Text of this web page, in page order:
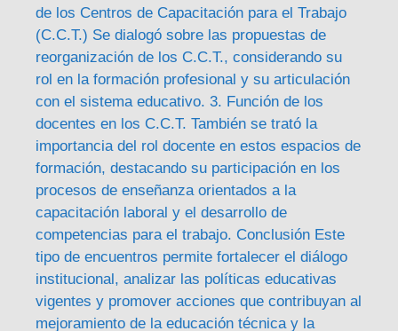
de los Centros de Capacitación para el Trabajo
(C.C.T.) Se dialogó sobre las propuestas de
reorganización de los C.C.T., considerando su
rol en la formación profesional y su articulación
con el sistema educativo. 3. Función de los
docentes en los C.C.T. También se trató la
importancia del rol docente en estos espacios de
formación, destacando su participación en los
procesos de enseñanza orientados a la
capacitación laboral y el desarrollo de
competencias para el trabajo. Conclusión Este
tipo de encuentros permite fortalecer el diálogo
institucional, analizar las políticas educativas
vigentes y promover acciones que contribuyan al
mejoramiento de la educación técnica y la